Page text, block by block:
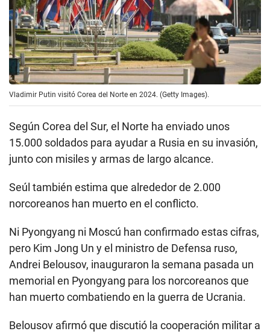
Vladimir Putin visitó Corea del Norte en 2024. (Getty Images).
Según Corea del Sur, el Norte ha enviado unos
15.000 soldados para ayudar a Rusia en su invasión,
junto con misiles y armas de largo alcance.
Seúl también estima que alrededor de 2.000
norcoreanos han muerto en el conflicto.
Ni Pyongyang ni Moscú han confirmado estas cifras,
pero Kim Jong Un y el ministro de Defensa ruso,
Andrei Belousov, inauguraron la semana pasada un
memorial en Pyongyang para los norcoreanos que
han muerto combatiendo en la guerra de Ucrania.
Belousov afirmó que discutió la cooperación militar a